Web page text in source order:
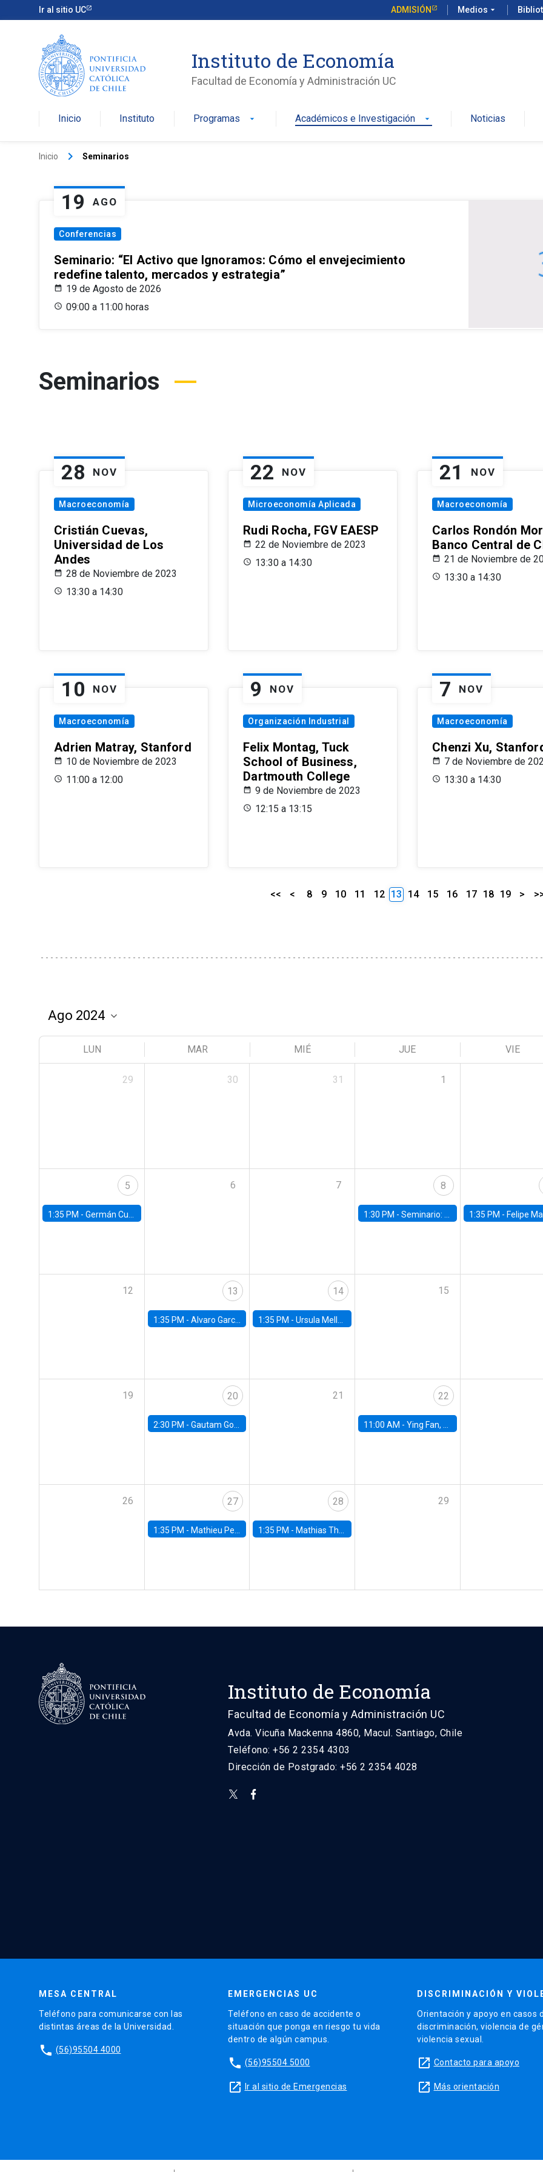
Ir al sitio UC ADMISIÓN Medios arrow_drop_down
Instituto de Economía
Facultad de Economía y Administración UC
Inicio Instituto Programas arrow_drop_down Académicos e Investigación arrow_drop_down Noticias
Inicio keyboard_arrow_right Seminarios
19 AGO
Conferencias
Seminario: “El Activo que Ignoramos: Cómo el envejecimiento
redefine talento, mercados y estrategia”
19 de Agosto de 2026
09:00 a 11:00 horas
Seminarios
28 NOV
Macroeconomía
Cristián Cuevas,
Universidad de Los
Andes
28 de Noviembre de 2023
13:30 a 14:30
22 NOV
Microeconomía Aplicada
Rudi Rocha, FGV EAESP
22 de Noviembre de 2023
13:30 a 14:30
21 NOV
Macroeconomía
Carlos Rondón
Banco Central de
21 de Noviembre de
13:30 a 14:30
10 NOV
Macroeconomía
Adrien Matray, Stanford
10 de Noviembre de 2023
11:00 a 12:00
9 NOV
Organización Industrial
Felix Montag, Tuck
School of Business,
Dartmouth College
9 de Noviembre de 2023
12:15 a 13:15
7 NOV
Macroeconomía
Chenzi Xu,
7 de Noviembre de
13:30 a 14:30
<< < 8 9 10 11 12 13 14 15 16 17 18 19 >
LUN MAR MIÉ JUE VIE
29 30 31 1
5
1:35 PM - Germán Cubas, University of Houston
6 7 8
1:30 PM -Seminario: “Recuperando la humanidad para progresar en la era de la IA» 1:35 PM - Felipe Martínez, alumno Doctorado en
12 13
1:35 PM - Alvaro Garcia-Marin, Universidad de Los Andes
14
1:35 PM -Ursula Mello, Insper - Institute of Education and Research
15
19 20
2:30 PM - Gautam Gowrisankaran, Columbia University
21 22
11:00 AM -Ying Fan, University of Michigan
26 27
1:35 PM - Mathieu Pedemonte, IDB
28
1:35 PM - Mathias Thoenig, University of Lausanne
29
Instituto de Economía
Facultad de Economía y Administración UC
Avda. Vicuña Mackenna 4860, Macul. Santiago, Chile
Teléfono: +56 2 2354 4303
Dirección de Postgrado: +56 2 2354 4028
MESA CENTRAL
Teléfono para comunicarse con las
distintas áreas de la Universidad.
phone (56)95504 4000
EMERGENCIAS UC
Teléfono en caso de accidente o
situación que ponga en riesgo tu vida
dentro de algún campus.
phone (56)95504 5000
launch Ir al sitio de Emergencias
DISCRIMINACIÓN Y
Orientación y apoyo en casos
discriminación, violencia de
violencia sexual.
launch Contacto para apoyo
launch Más orientación